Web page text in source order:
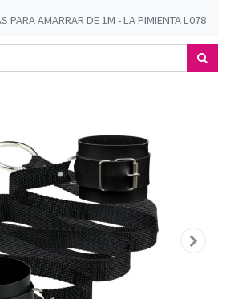
PARA AMARRAR DE 1M - LA PIMIENTA L078